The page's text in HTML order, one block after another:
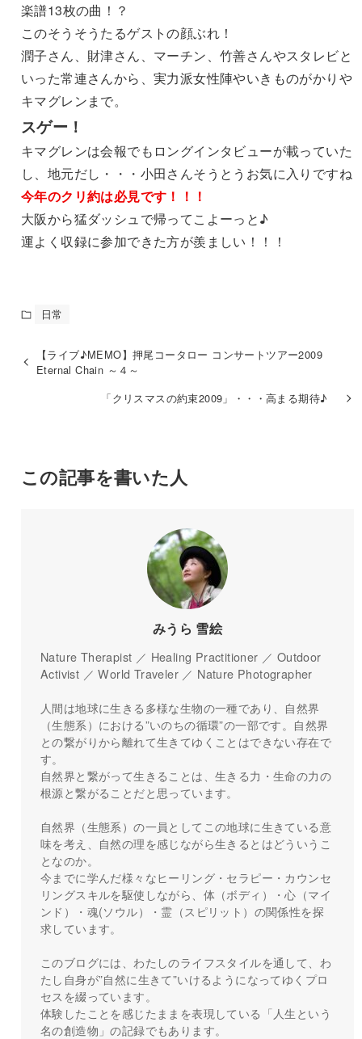
楽譜13枚の曲！？
このそうそうたるゲストの顔ぶれ！
潤子さん、財津さん、マーチン、竹善さんやスタレビと
いった常連さんから、実力派女性陣やいきものがかりや
キマグレンまで。
スゲー！
キマグレンは会報でもロングインタビューが載っていた
し、地元だし・・・小田さんそうとうお気に入りですね
今年のクリ約は必見です！！！
大阪から猛ダッシュで帰ってこよーっと♪
運よく収録に参加できた方が羨ましい！！！
日常
【ライブ♪MEMO】押尾コータロー コンサートツアー2009
Eternal Chain ～４～
「クリスマスの約束2009」・・・高まる期待♪
この記事を書いた人
みうら 雪絵
Nature Therapist ／ Healing Practitioner ／ Outdoor
Activist ／ World Traveler ／ Nature Photographer
人間は地球に生きる多様な生物の一種であり、自然界
（生態系）における”いのちの循環”の一部です。自然界
との繋がりから離れて生きてゆくことはできない存在で
す。
自然界と繋がって生きることは、生きる力・生命の力の
根源と繋がることだと思っています。
自然界（生態系）の一員としてこの地球に生きている意
味を考え、自然の理を感じながら生きるとはどういうこ
となのか。
今までに学んだ様々なヒーリング・セラピー・カウンセ
リングスキルを駆使しながら、体（ボディ）・心（マイ
ンド）・魂(ソウル）・霊（スピリット）の関係性を探
求しています。
このブログには、わたしのライフスタイルを通して、わ
たし自身が”自然に生きて”いけるようになってゆくプロ
セスを綴っています。
体験したことを感じたままを表現している「人生という
名の創造物」の記録でもあります。